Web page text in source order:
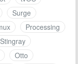
Surge
Processing
Stingray
Otto